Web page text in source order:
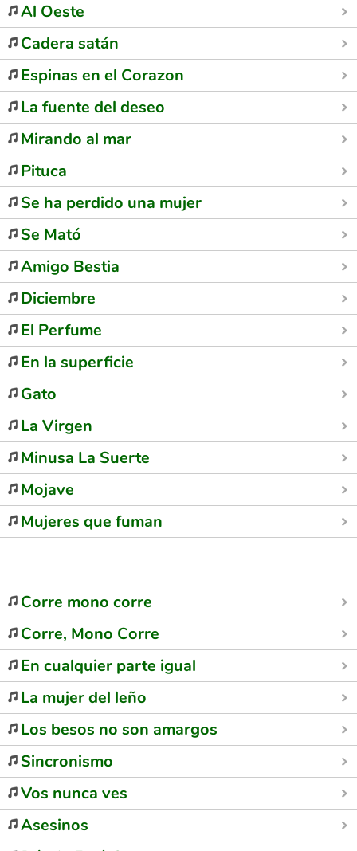
Al Oeste
Cadera satán
Espinas en el Corazon
La fuente del deseo
Mirando al mar
Pituca
Se ha perdido una mujer
Se Mató
Amigo Bestia
Diciembre
El Perfume
En la superficie
Gato
La Virgen
Minusa La Suerte
Mojave
Mujeres que fuman
Corre mono corre
Corre, Mono Corre
En cualquier parte igual
La mujer del leño
Los besos no son amargos
Sincronismo
Vos nunca ves
Asesinos